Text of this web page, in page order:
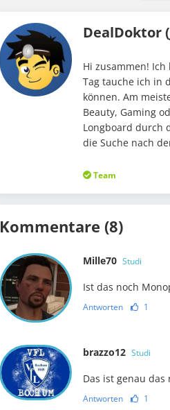
DealDoktor
Hi zusammen! Ich
Tag tauche ich in
können. Am
Beauty, Gaming
Longboard durch
die Suche nach
Team
Kommentare (8)
Mille70 Studi
Ist das noch
Antworten 1
brazzo12 Studi
Das ist genau
Antworten 1